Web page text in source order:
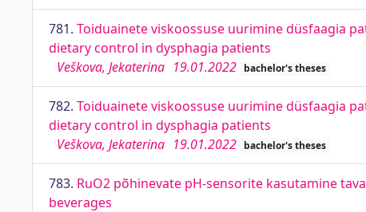
781. Toiduainete viskoossuse uurimine düsfaagia
dietary control in dysphagia patients
Veškova, Jekaterina 19.01.2022 bachelor's theses
782. Toiduainete viskoossuse uurimine düsfaagia
dietary control in dysphagia patients
Veškova, Jekaterina 19.01.2022 bachelor's theses
783. RuO2 põhinevate pH-sensorite kasutamine
beverages